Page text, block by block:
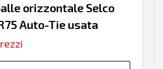
orizzontale Selco
Auto-Tie usata